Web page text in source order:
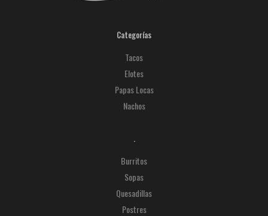
Categorías
Tacos
Elotes
Papas Locas
Nachos
.
Burritos
Sopas
Quesadillas
Postres